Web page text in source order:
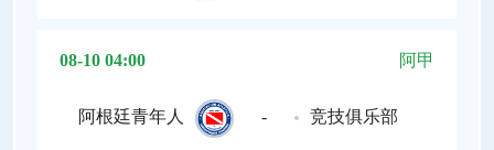
08-10 04:00 阿甲
阿根廷青年人 - 竞技俱乐部